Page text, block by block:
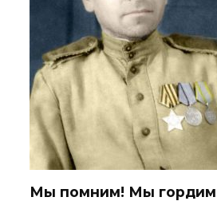
Мы помним! Мы